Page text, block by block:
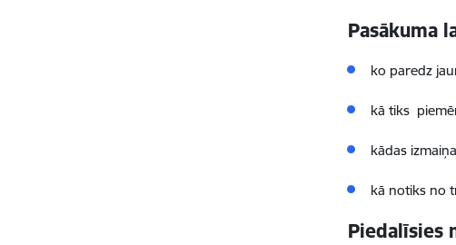
Pasākuma
ko paredz
kā tiks
kādas
kā notiks no
Piedalīsies